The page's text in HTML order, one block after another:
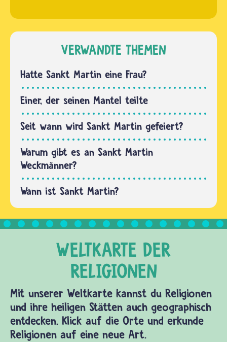
wollen
Zeitraum
von…
gibt es
zwei
längere
Fastenzeiten
– vom
Sankt
Martinstag
am 11.
November
bis
Weihnachten
und 40…
VERWANDTE THEMEN
Hatte Sankt Martin eine Frau?
Einer, der seinen Mantel teilte
Seit wann wird Sankt Martin gefeiert?
Warum gibt es an Sankt Martin
Weckmänner?
Wann ist Sankt Martin?
Mit unserer Weltkarte kannst du Religionen
und ihre heiligen Stätten auch geographisch
entdecken. Klick auf die Orte und erkunde
Religionen auf eine neue Art.